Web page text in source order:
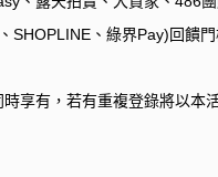
、SHOPLINE 、綠界Pay)回饋
時享有，若有重複登錄將以本